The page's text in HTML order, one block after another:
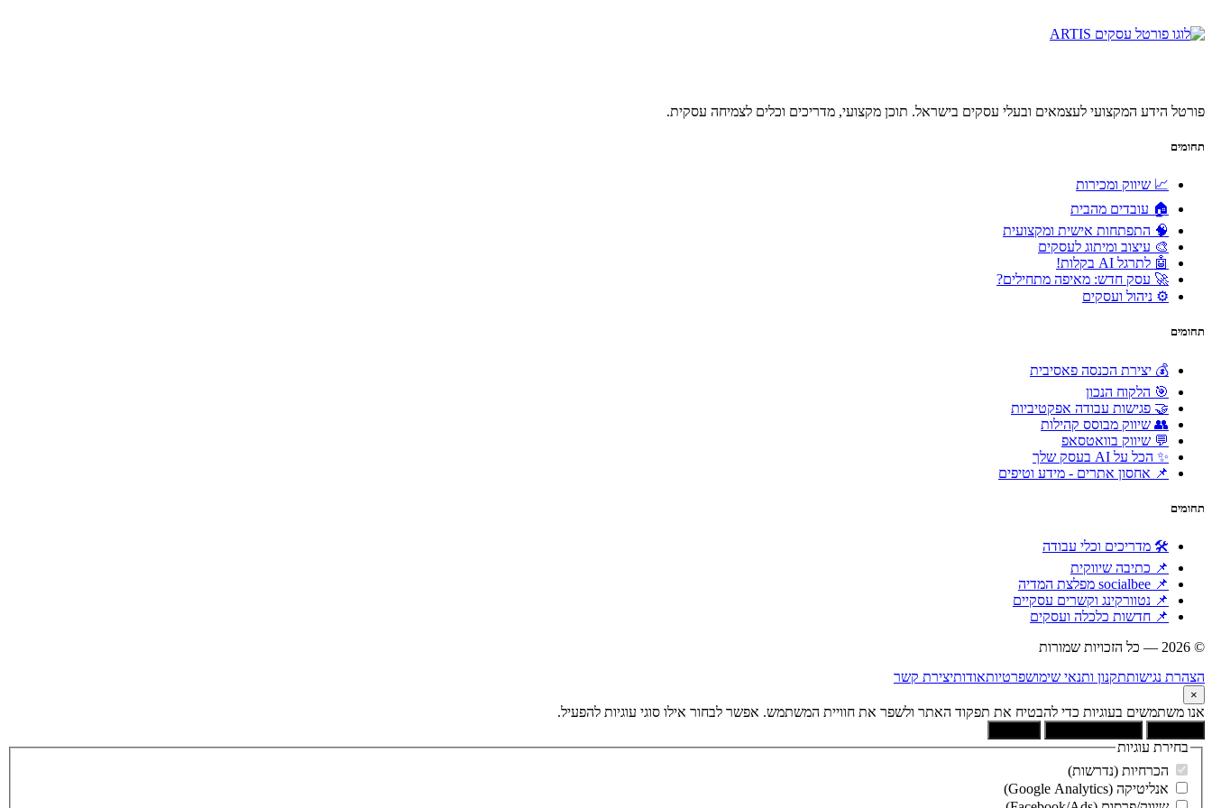
פורטל הידע המקצועי לעצמאים ובעלי עסקים בישראל. תוכן מקצועי, מדריכים וכלים לצמיחה עסקית.
תחומים
📈 שיווק ומכירות
🏠 עובדים מהבית
🧠 התפתחות אישית ומקצועית
🎨 עיצוב ומיתוג לעסקים
🤖 לתרגל AI בקלות!
🚀 עסק חדש: מאיפה מתחילים?
⚙️ ניהול ועסקים
תחומים
💰 יצירת הכנסה פאסיבית
🎯 הלקוח הנכון
🤝 פגישות עבודה אפקטיביות
👥 שיווק מבוסס קהילות
💬 שיווק בוואטסאפ
✨ הכל על AI בעסק שלך
📌 אחסון אתרים - מידע וטיפים
תחומים
🛠 מדריכים וכלי עבודה
📌 כתיבה שיווקית
📌 socialbee מפלצת המדיה
📌 נטוורקינג וקשרים עסקיים
📌 חדשות כלכלה ועסקים
© 2026 — כל הזכויות שמורות
הצהרת נגישותתקנון ותנאי שימושפרטיותאודותיצירת קשר
×
אנו משתמשים בעוגיות כדי להבטיח את תפקוד האתר ולשפר את חוויית המשתמש. אפשר לבחור אילו סוגי עוגיות להפעיל.
בחירת עוגיות
הכרחיות (נדרשות)
אנליטיקה (Google Analytics)